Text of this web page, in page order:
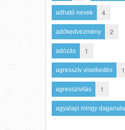
adható nevek 4
adókedvezmény 2
adózás 1
agresszív viselkedés 1
agresszivitás 1
agyalapi mirigy daganata